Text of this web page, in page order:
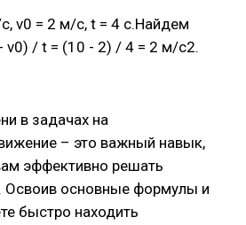
v0 = 2 м/с, t = 4 с.Найдем
v0) / t = (10 - 2) / 4 = 2 м/с2.
в задачах на
– это важный навык,
эффективно решать
Освоив основные формулы и
быстро находить